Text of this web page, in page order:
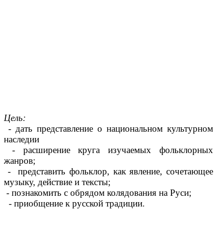
Цель:
- дать представление о национальном культурном
наследии
- расширение круга изучаемых фольклорных
жанров;
- представить фольклор, как явление, сочетающее
музыку, действие и тексты;
- познакомить с обрядом колядования на Руси;
- приобщение к русской традиции.